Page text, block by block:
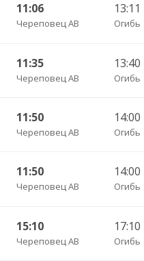
11:06
Череповец АВ
13:11
Огибь
11:35
Череповец АВ
13:40
Огибь
11:50
Череповец АВ
14:00
Огибь
11:50
Череповец АВ
14:00
Огибь
15:10
Череповец АВ
17:10
Огибь